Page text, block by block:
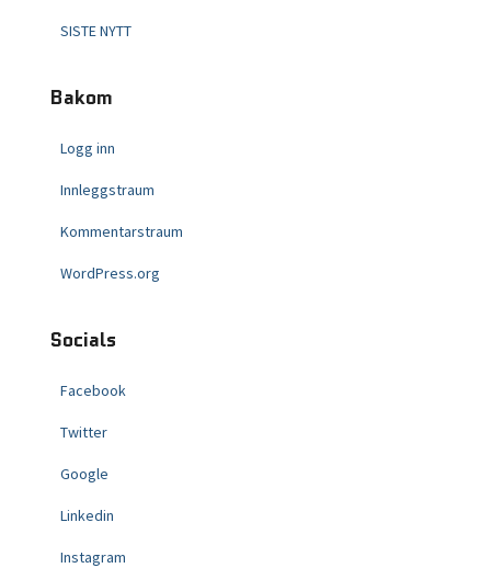
SISTE NYTT
Bakom
Logg inn
Innleggstraum
Kommentarstraum
WordPress.org
Socials
Facebook
Twitter
Google
Linkedin
Instagram